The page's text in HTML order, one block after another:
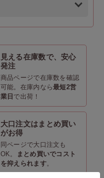
見える在庫数で、安心
発注
商品ページで在庫数を確認
可能。在庫内なら最短2営
業日 で出荷！
大口注文はまとめ買い
がお得
同ページで大口注文も
OK。
まとめ買いでコスト
を抑えられます。